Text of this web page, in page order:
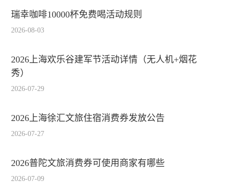
瑞幸咖啡10000杯免费喝活动规则
2026-08-03
2026上海欢乐谷建军节活动详情（无人机+烟花
秀）
2026-07-29
2026上海徐汇文旅住宿消费券发放公告
2026-07-27
2026普陀文旅消费券可使用商家有哪些
2026-07-09